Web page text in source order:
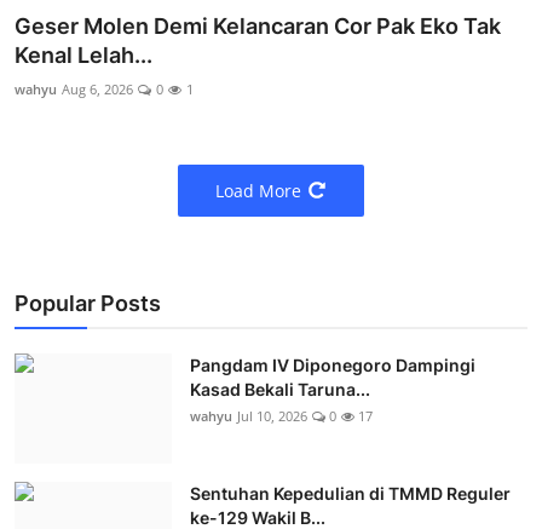
Geser Molen Demi Kelancaran Cor Pak Eko Tak
Kenal Lelah...
wahyu Aug 6, 2026 0 1
Load More
Popular Posts
Pangdam IV Diponegoro Dampingi
Kasad Bekali Taruna...
wahyu Jul 10, 2026 0 17
Sentuhan Kepedulian di TMMD Reguler
ke-129 Wakil B...